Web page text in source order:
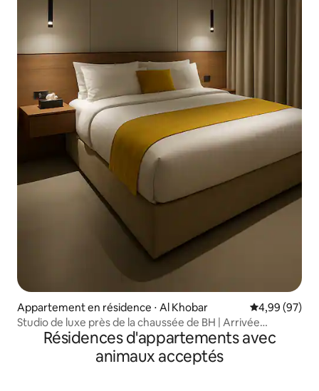
Appartement en résidence ⋅ Al Khobar Évaluation
4,99 (97)
Studio de luxe près de la chaussée de BH | Arrivée
autonome
Résidences d'appartements avec
animaux acceptés